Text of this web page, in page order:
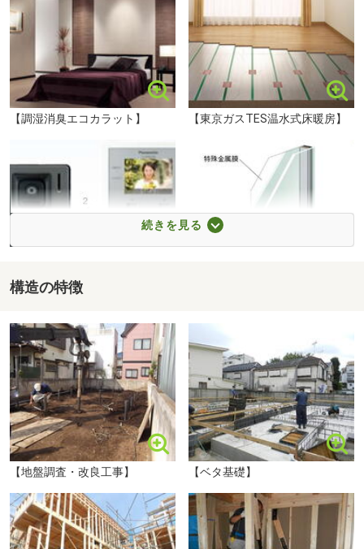
ファミリーマート 杉並下井草一丁目店まで300m 徒歩4分。イートインコーナーがあります。お弁当やスイーツなどのちょっとしたお買い物や、ATM・マルチコピー機の利用、配送の手配など思い立った時にすぐに行ける距離で便利です。
■【公園】すぎのこ公園（約170m・徒歩3分）
■【公園】向井東公園（約400m・徒歩5分）
■【公園】銀杏稲荷公園（約550m・徒歩7分）
■【公園】中野区立白鷺ふれあい公園（約600m・徒歩8
分）
「間取りや設備など、じっくり説明が欲しい」
「資金計画の相談がしたい」
…などなど、ご希望をお聞かせください！
【おおよその所要時間】※ご希望によります
◆物件見学と周辺環境ご案内（30分～）
◆他物件のご紹介（15分～）
◆資金計画のご相談（30分～）
◆さーっと物件見学（15分～）
さい。
ご希望があれば、「その他ご要望」欄にご記入いただきま
●お電話から見学予約
フリーダイヤル0120-220-513から、ご予約ください。
色々見たい！というお客様は、あらかじめ条件をお伝えく
ださい。地域密着ならではの情報を事前に用意させていた
だきます♪
【調湿消臭エコカラット】 【東京ガスTES温水式床暖房】
【TVモニター付インターホン】
続きを見る
構造の特徴
【地盤調査・改良工事】 【ベタ基礎】